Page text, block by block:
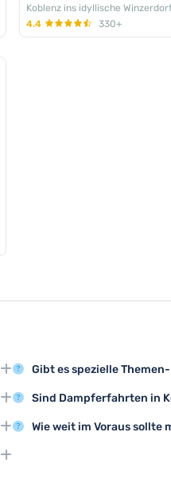
Koblenz ins idyllische
4.4
330+
Gibt es spezielle
Ja, es werden
Beispiel Dinner-Fahrten,
Sind Dampferfahrten in
Dampferfahrten in Koblenz
Wie weit im Voraus